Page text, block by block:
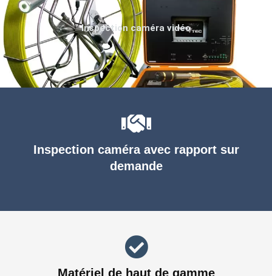
Inspection caméra avec rapport sur
demande
Matériel de haut de gamme
Inspection caméra vidéo